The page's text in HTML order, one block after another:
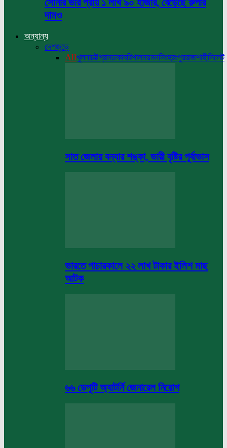
সোনার ভরি প্রায় ১ লাখ ৯০ হাজার, বেড়েছে রুপার
দামও
অন্যান্য
দেশজুড়ে
Allখুলনাচট্টগ্রামঢাকাবরিশালময়মনসিংহরংপুররাজশাহীসিলেট
সাত জেলায় বন্যার শঙ্কা, ভারী বৃষ্টির পূর্বাভাস
ভারতে পাচারকালে ২২ লাখ টাকার ইলিশ মাছ
আটক
৬৬ ডেপুটি অ্যাটর্নি জেনারেল নিয়োগ